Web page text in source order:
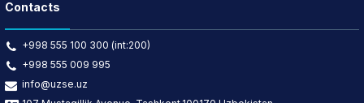
Contacts
+998 555 100 300 (int:200)
+998 555 009 995
info@uzse.uz